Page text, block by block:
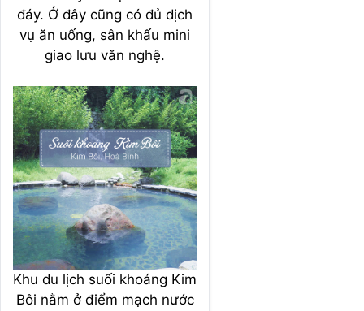
đáy. Ở đây cũng có đủ dịch
vụ ăn uống, sân khấu mini
giao lưu văn nghệ.
Khu du lịch suối khoáng Kim
Bôi nằm ở điểm mạch nước